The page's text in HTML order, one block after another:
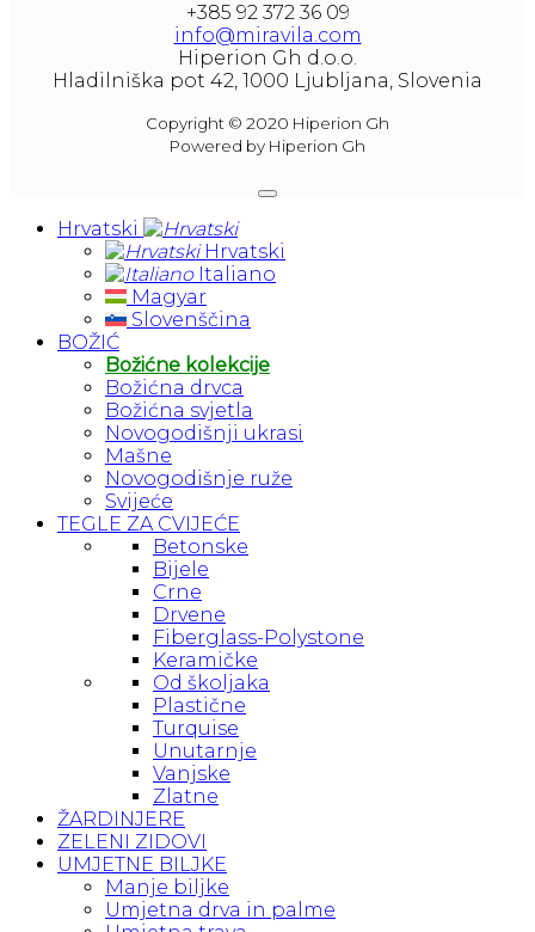
+385 92 372 36 09
info@miravila.com
Hiperion Gh d.o.o.
Hladilniška pot 42, 1000 Ljubljana, Slovenia
Copyright © 2020 Hiperion Gh
Powered by Hiperion Gh
Hrvatski
Hrvatski
Italiano
Magyar
Slovenščina
BOŽIĆ
Božićne kolekcije
Božićna drvca
Božićna svjetla
Novogodišnji ukrasi
Mašne
Novogodišnje ruže
Svijeće
TEGLE ZA CVIJEĆE
Betonske
Bijele
Crne
Drvene
Fiberglass-Polystone
Keramičke
Od školjaka
Plastične
Turquise
Unutarnje
Vanjske
Zlatne
ŽARDINJERE
ZELENI ZIDOVI
UMJETNE BILJKE
Manje biljke
Umjetna drva in palme